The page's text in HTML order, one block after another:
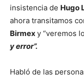
insistencia de Hugo
ahora transitamos
Birmex y “veremos
y error”.
Habló de las